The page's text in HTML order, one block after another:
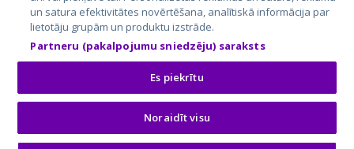
GetaPro.ee
Skelbiu.lt
Autoplius.lt
Aruodas.lt
auto24.ee
KV.ee
Osta.ee
KuldneBörs.ee
un satura efektivitātes novērtēšana, analītiskā informācija par
lietotāju grupām un produktu izstrāde.
Partneru (pakalpojumu sniedzēju) saraksts
Es piekrītu
Noraidīt visu